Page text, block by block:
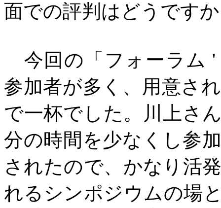
面での評判はどうです
今回の「フォーラム '
参加者が多く、用意さ
で一杯でした。川上さ
分の時間を少なくし参
されたので、かなり活
れるシンポジウムの場